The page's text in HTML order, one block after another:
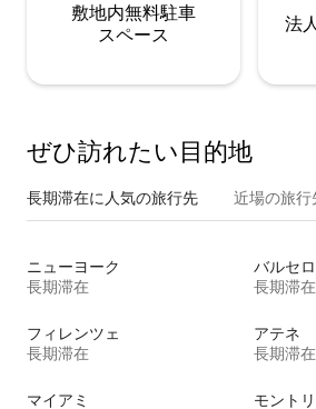
敷地内無料駐⁠車
ス⁠ペ⁠ー⁠ス
法
ぜひ訪⁠れ⁠た⁠い目⁠的⁠地
長期滞在に人気の旅行先 近場の旅行
ニューヨーク
長期滞在
バルセ
長期滞在
フィレンツェ
長期滞在
アテネ
長期滞在
マイアミ
モント